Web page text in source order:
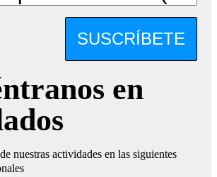
SUSCRÍBETE
en
nuestras actividades en las siguientes